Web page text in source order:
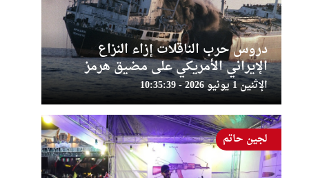
دروس حرب الناقلات إزاء النزاع
الإيراني الأمريكي على مضيق هرمز
الإثنين 1 يونيو 2026 - 10:35:39
لجين حاتم